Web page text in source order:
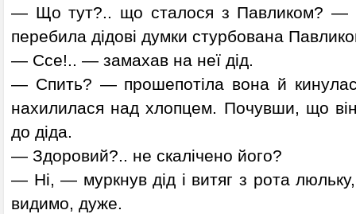
— Що тут?.. що сталося з Павликом? —
перебила дідові думки стурбована
— Ссе!.. — замахав на неї дід.
— Спить? — прошепотіла вона й
нахилилася над хлопцем. Почувши, що
до діда.
— Здоровий?.. не скалічено його?
— Ні, — муркнув дід і витяг з рота
видимо, дуже.